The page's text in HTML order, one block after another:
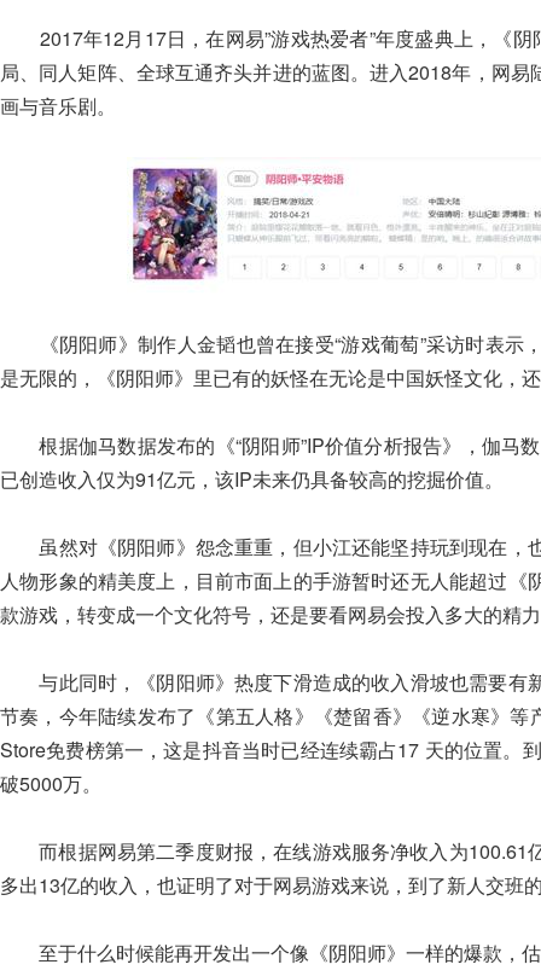
2017年12月17日，在网易”游戏热爱者”年度盛典上，《阴
局、同人矩阵、全球互通齐头并进的蓝图。进入2018年，网
画与音乐剧。
《阴阳师》制作人金韬也曾在接受“游戏葡萄”采访时表示
是无限的，《阴阳师》里已有的妖怪在无论是中国妖怪文化，
根据伽马数据发布的《“阴阳师”IP价值分析报告》，伽马
已创造收入仅为91亿元，该IP未来仍具备较高的挖掘价值。
虽然对《阴阳师》怨念重重，但小江还能坚持玩到现在，
人物形象的精美度上，目前市面上的手游暂时还无人能超过
款游戏，转变成一个文化符号，还是要看网易会投入多大的精
与此同时，《阴阳师》热度下滑造成的收入滑坡也需要有
节奏，今年陆续发布了《第五人格》《楚留香》《逆水寒》
Store免费榜第一，这是抖音当时已经连续霸占17 天的位置。
破5000万。
而根据网易第二季度财报，在线游戏服务净收入为100.61
多出13亿的收入，也证明了对于网易游戏来说，到了新人交班
至于什么时候能再开发出一个像《阴阳师》一样的爆款，